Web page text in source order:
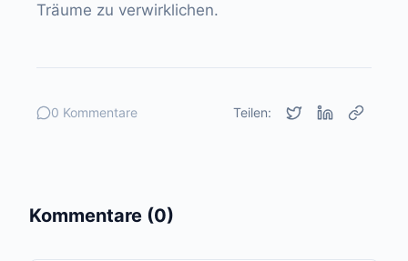
Träume zu verwirklichen.
0 Kommentare Teilen:
Kommentare (0)